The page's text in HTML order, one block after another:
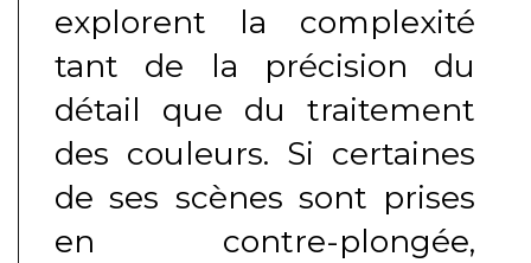
explorent la complexité
tant de la précision du
détail que du traitement
des couleurs. Si certaines
de ses scènes sont prises
en contre-plongée,